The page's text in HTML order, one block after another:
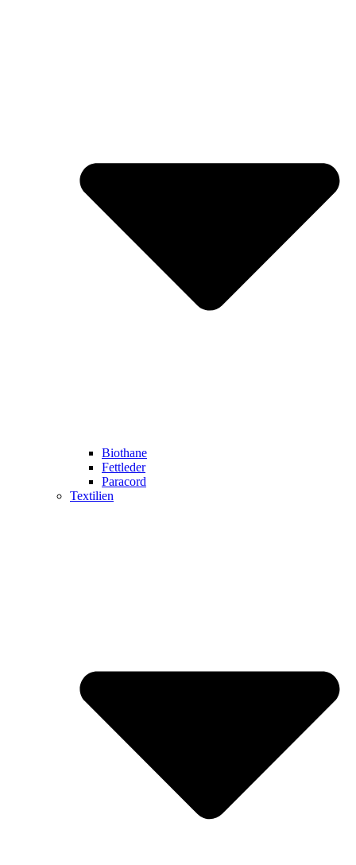
Biothane
Fettleder
Paracord
Textilien